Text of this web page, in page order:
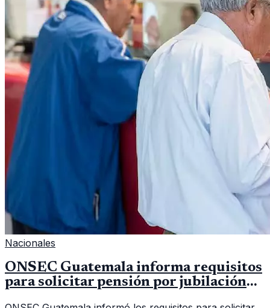
Nacionales
ONSEC Guatemala informa requisitos
para solicitar pensión por jubilación